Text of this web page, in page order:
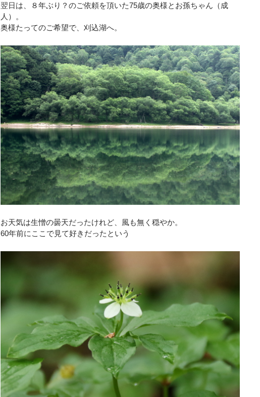
翌日は、８年ぶり？のご依頼を頂いた75歳の奥様とお孫ちゃん（成
人）。
奥様たってのご希望で、刈込湖へ。
お天気は生憎の曇天だったけれど、風も無く穏やか。
60年前にここで見て好きだったという